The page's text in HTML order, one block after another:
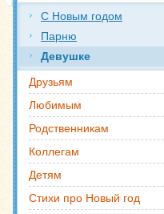
С Новым годом
Парню
Девушке
Друзьям
Любимым
Родственникам
Коллегам
Детям
Стихи про Новый год